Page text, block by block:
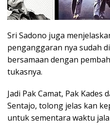
Sri Sadono juga
penganggaran nya sudah
bersamaan dengan
tukasnya.
Jadi Pak Camat, Pak Kades
Sentajo, tolong jelas kan
untuk sementara waktu